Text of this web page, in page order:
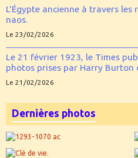
L'Égypte ancienne à travers les
naos.
Le 23/02/2026
Le 21 février 1923, le Times
photos prises par Harry Burton
Le 21/02/2026
Dernières photos